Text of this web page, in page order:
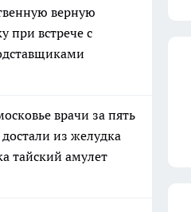
верную
при встрече с
врачи за пять
из желудка
тайский амулет